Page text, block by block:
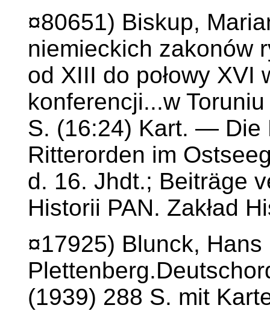
¤80651) Biskup,
niemieckich zakonów
od XIII do połowy XVI
konferencji...w
S. (16:24) Kart. — Die
Ritterorden im
d. 16. Jhdt.; Beiträge
Historii PAN. Zakład
¤17925) Blunck,
(1939) 288 S. mit